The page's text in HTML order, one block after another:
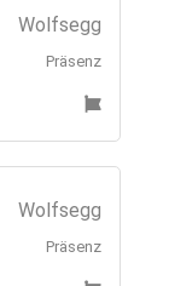
Wolfsegg
Präsenz
Wolfsegg
Präsenz